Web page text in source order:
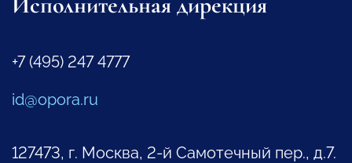
+7 (495) 247 4777
id@opora.ru
127473, г. Москва, 2-й Самотечный пер., д.7.